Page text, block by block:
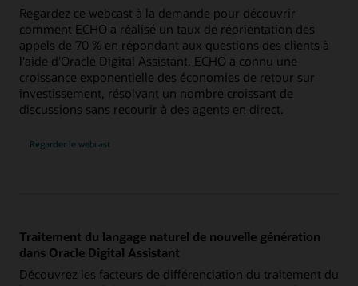
Regardez ce webcast à la demande pour découvrir
comment ECHO a réalisé un taux de réorientation des
appels de 70 % en répondant aux questions des clients à
l'aide d'Oracle Digital Assistant. ECHO a connu une
croissance exponentielle des économies de retour sur
investissement, résolvant un nombre croissant de
discussions sans recourir à des agents en direct.
Regarder le webcast
Traitement du langage naturel de nouvelle génération
dans Oracle Digital Assistant
Découvrez les facteurs de différenciation du traitement du